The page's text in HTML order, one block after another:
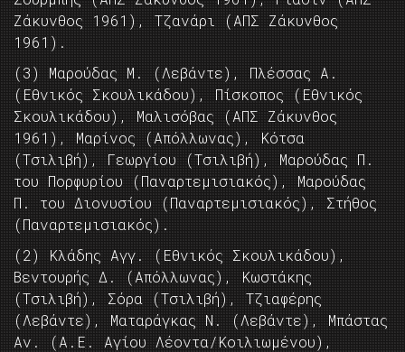
Ζάκυνθος 1961), Τζανάρι (ΑΠΣ Ζάκυνθος
1961).
(3) Μαρούδας Μ. (Λεβάντε), Πλέσσας Α.
(Εθνικός Σκουλικάδου), Πίσκοπος (Εθνικός
Σκουλικάδου), Μαλισόβας (ΑΠΣ Ζάκυνθος
1961), Μαρίνος (Απόλλωνας), Κότσα
(Τσιλιβή), Γεωργίου (Τσιλιβή), Μαρούδας Π.
του Πορφυρίου (Παναρτεμισιακός), Μαρούδας
Π. του Διονυσίου (Παναρτεμισιακός), Στήθος
(Παναρτεμισιακός).
(2) Κλάδης Αγγ. (Εθνικός Σκουλικάδου),
Βεντουρής Δ. (Απόλλωνας), Κωστάκης
(Τσιλιβή), Σόρα (Τσιλιβή), Τζιαφέρης
(Λεβάντε), Ματαράγκας Ν. (Λεβάντε), Μπάστας
Αν. (Α.Ε. Αγίου Λέοντα/Κοιλιωμένου),